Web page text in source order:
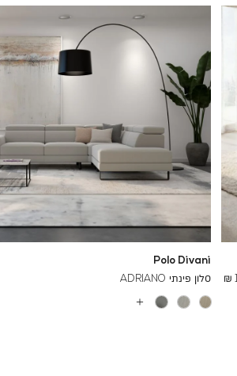
Polo Divani
סלון פינתי ADRIANO